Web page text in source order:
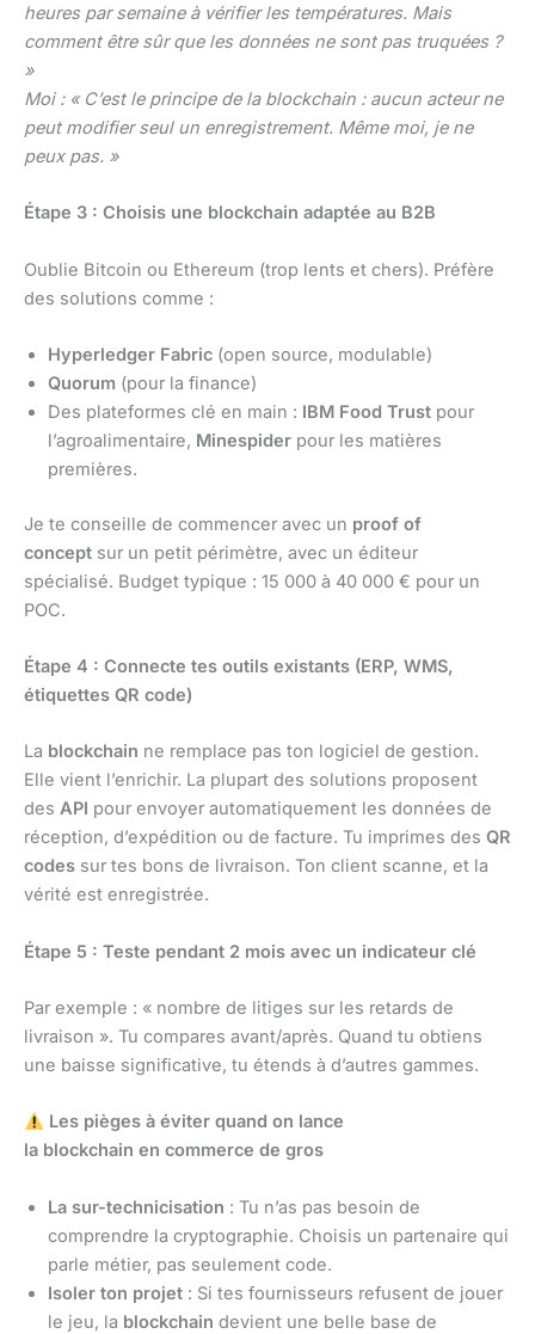
heures par semaine à vérifier les températures. Mais
comment être sûr que les données ne sont pas truquées ?
»
Moi : « C’est le principe de la blockchain : aucun acteur ne
peut modifier seul un enregistrement. Même moi, je ne
peux pas. »
Étape 3 : Choisis une blockchain adaptée au B2B
Oublie Bitcoin ou Ethereum (trop lents et chers). Préfère
des solutions comme :
Hyperledger Fabric (open source, modulable)
Quorum (pour la finance)
Des plateformes clé en main : IBM Food Trust pour
l’agroalimentaire, Minespider pour les matières
premières.
Je te conseille de commencer avec un proof of
concept sur un petit périmètre, avec un éditeur
spécialisé. Budget typique : 15 000 à 40 000 € pour un
POC.
Étape 4 : Connecte tes outils existants (ERP, WMS,
étiquettes QR code)
La blockchain ne remplace pas ton logiciel de gestion.
Elle vient l’enrichir. La plupart des solutions proposent
des API pour envoyer automatiquement les données de
réception, d’expédition ou de facture. Tu imprimes des QR
codes sur tes bons de livraison. Ton client scanne, et la
vérité est enregistrée.
Étape 5 : Teste pendant 2 mois avec un indicateur clé
Par exemple : « nombre de litiges sur les retards de
livraison ». Tu compares avant/après. Quand tu obtiens
une baisse significative, tu étends à d’autres gammes.
Les pièges à éviter quand on lance
la blockchain en commerce de gros
La sur-technicisation : Tu n’as pas besoin de
comprendre la cryptographie. Choisis un partenaire qui
parle métier, pas seulement code.
Isoler ton projet : Si tes fournisseurs refusent de jouer
le jeu, la blockchain devient une belle base de